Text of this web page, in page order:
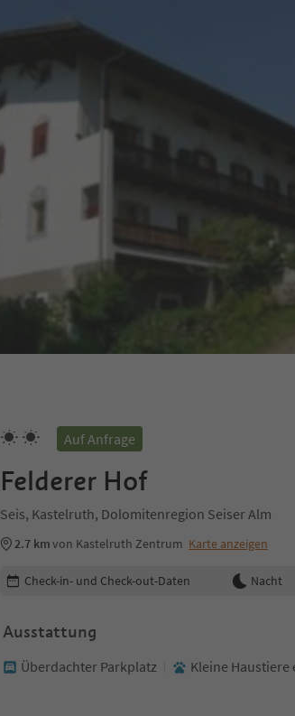
Auf Anfrage
Felderer Hof
Seis, Kastelruth, Dolomitenregion Seiser Alm
2.7 kmvon Kastelruth Zentrum Karte anzeigen
Buchungsdetails bearbeiten
Check-in- und Check-out-Daten Nacht
Ausstattung
Überdachter Parkplatz Kleine Haustiere